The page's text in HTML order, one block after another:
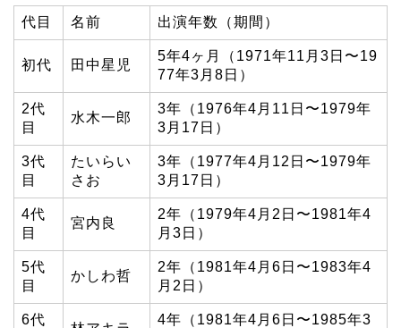
代目 名前 出演年数（期間）
初代 田中星児
5年4ヶ月（1971年11月3日〜19
77年3月8日）
2代
目
水木一郎
3年（1976年4月11日〜1979年
3月17日）
3代
目
たいらい
さお
3年（1977年4月12日〜1979年
3月17日）
4代
目
宮内良
2年（1979年4月2日〜1981年4
月3日）
5代
目
かしわ哲
2年（1981年4月6日〜1983年4
月2日）
6代 4年（1981年4月6日〜1985年3